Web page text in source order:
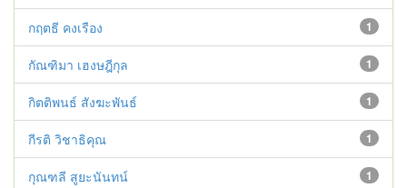
1
กฤตธี คงเรือง
1
กัณฑิมา เฮงษฎีกุล
1
กิตติพนธ์ สังฆะพันธ์
1
กีรติ วิชาธิคุณ
1
กุณฑลี สูยะนันทน์